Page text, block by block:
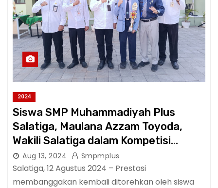
2024
Siswa SMP Muhammadiyah Plus
Salatiga, Maulana Azzam Toyoda,
Wakili Salatiga dalam Kompetisi
Matematika Tingkat Provinsi
Aug 13, 2024 Smpmplus
Salatiga, 12 Agustus 2024 – Prestasi
membanggakan kembali ditorehkan oleh siswa